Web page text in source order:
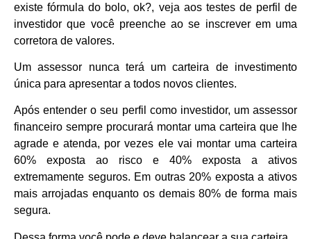
existe fórmula do bolo, ok?, veja aos testes de perfil de
investidor que você preenche ao se inscrever em uma
corretora de valores.
Um assessor nunca terá um carteira de investimento
única para apresentar a todos novos clientes.
Após entender o seu perfil como investidor, um assessor
financeiro sempre procurará montar uma carteira que lhe
agrade e atenda, por vezes ele vai montar uma carteira
60% exposta ao risco e 40% exposta a ativos
extremamente seguros. Em outras 20% exposta a ativos
mais arrojadas enquanto os demais 80% de forma mais
segura.